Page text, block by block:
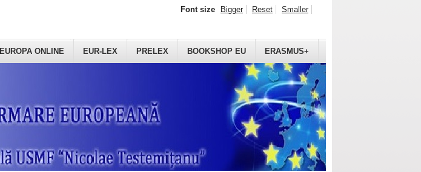
EUROPA ONLINE EUR-LEX PRELEX BOOKSHOP EU ERASMUS+
Font size Bigger Reset Smaller